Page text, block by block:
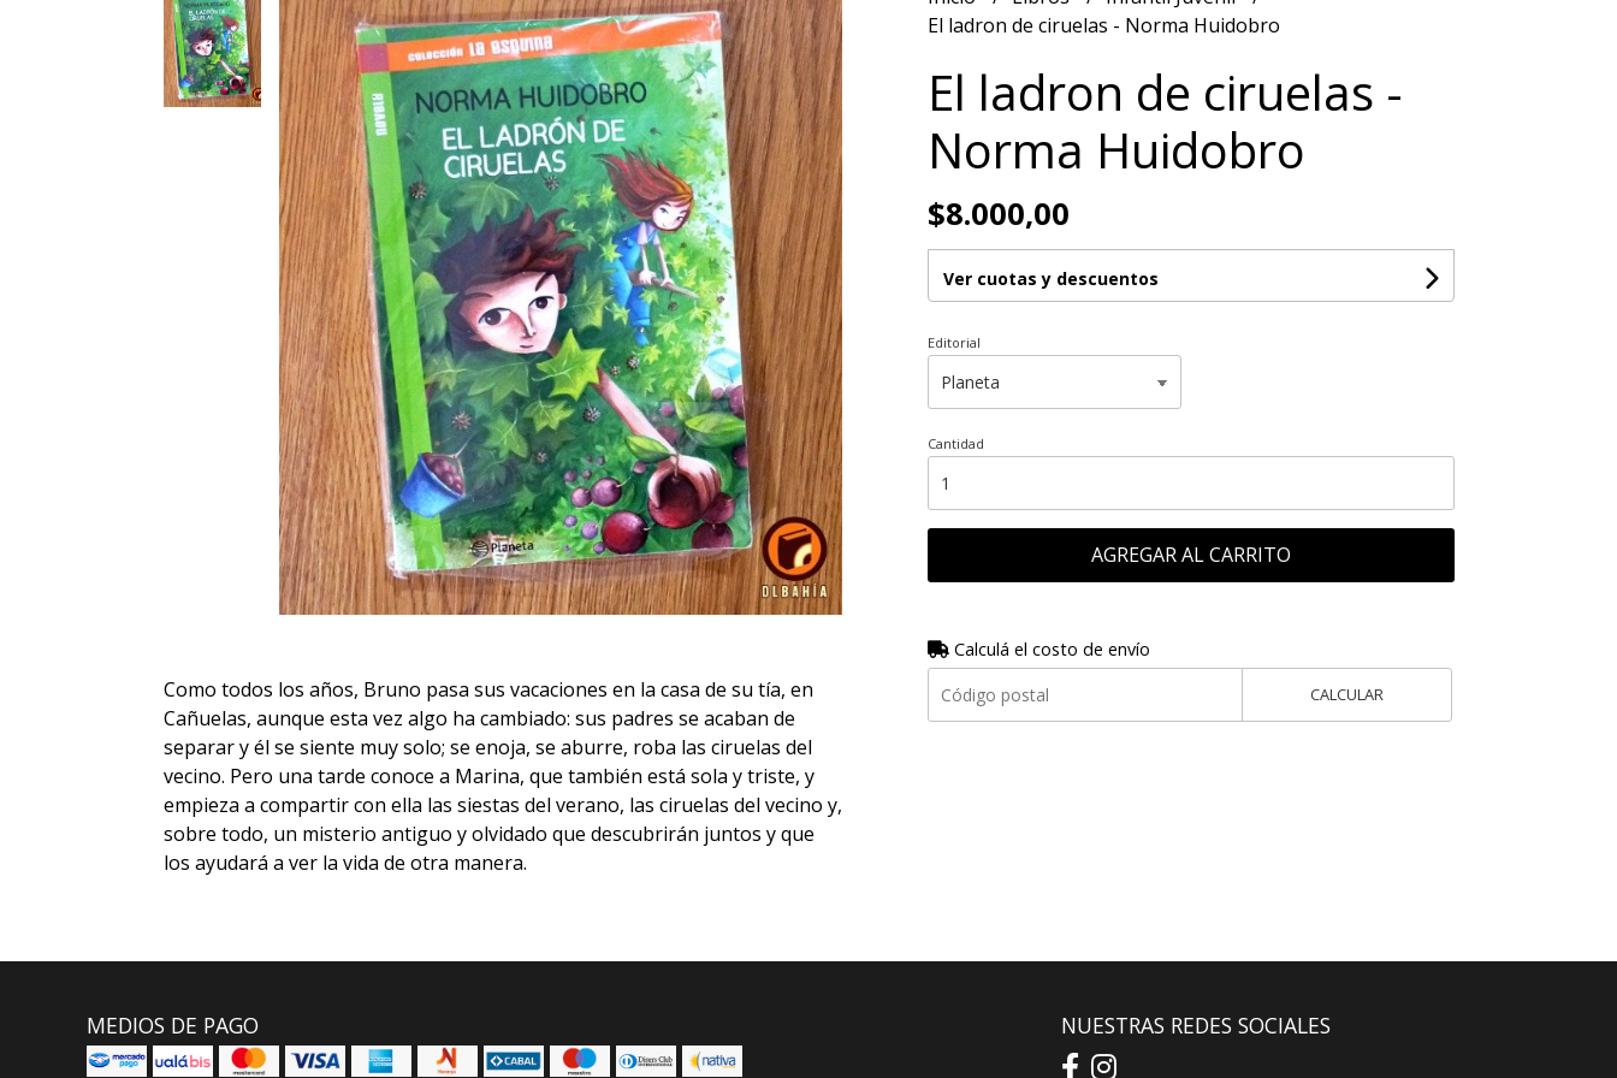
Como todos los años, Bruno pasa sus vacaciones en la casa de su tía, en
Cañuelas, aunque esta vez algo ha cambiado: sus padres se acaban de
separar y él se siente muy solo; se enoja, se aburre, roba las ciruelas del
vecino. Pero una tarde conoce a Marina, que también está sola y triste, y
empieza a compartir con ella las siestas del verano, las ciruelas del vecino y,
sobre todo, un misterio antiguo y olvidado que descubrirán juntos y que
los ayudará a ver la vida de otra manera.
El ladron de ciruelas - Norma Huidobro
El ladron de ciruelas -
Norma Huidobro
$8.000,00
Ver cuotas y descuentos
Editorial
Cantidad
AGREGAR AL CARRITO
Calculá el costo de envío
CALCULAR
MEDIOS DE PAGO NUESTRAS REDES SOCIALES